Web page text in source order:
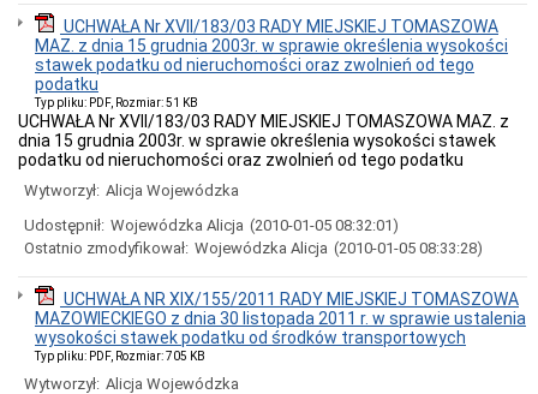
ładowania
pojazdów
elektrycznych
Rozbudowa
przebudowa
budynku
jego
adaptacja
cele
kulturalne
Włókniarz
Rewitalizcja
terenów
miasta
UCHWAŁA Nr XVII/183/03 RADY MIEJSKIEJ TOMASZOWA
MAZ. z dnia 15 grudnia 2003r. w sprawie określenia wysokości
stawek podatku od nieruchomości oraz zwolnień od tego
podatku
Typ pliku: PDF, Rozmiar: 51 KB
UCHWAŁA Nr XVII/183/03 RADY MIEJSKIEJ TOMASZOWA MAZ. z
dnia 15 grudnia 2003r. w sprawie określenia wysokości stawek
podatku od nieruchomości oraz zwolnień od tego podatku
Wytworzył: Alicja Wojewódzka
Udostępnił: Wojewódzka Alicja (2010-01-05 08:32:01)
Ostatnio zmodyfikował: Wojewódzka Alicja (2010-01-05 08:33:28)
UCHWAŁA NR XIX/155/2011 RADY MIEJSKIEJ TOMASZOWA
MAZOWIECKIEGO z dnia 30 listopada 2011 r. w sprawie ustalenia
wysokości stawek podatku od środków transportowych
Typ pliku: PDF, Rozmiar: 705 KB
Wytworzył: Alicja Wojewódzka